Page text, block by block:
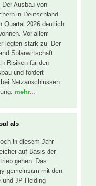
Der Ausbau von
in Deutschland
Quartal 2026 deutlich
Vor allem
legten stark zu. Der
Solarwirtschaft
Risiken für den
und fordert
Netzanschlüssen
mehr...
als
in diesem Jahr
auf Basis der
gehen. Das
gemeinsam mit den
und JP Holding